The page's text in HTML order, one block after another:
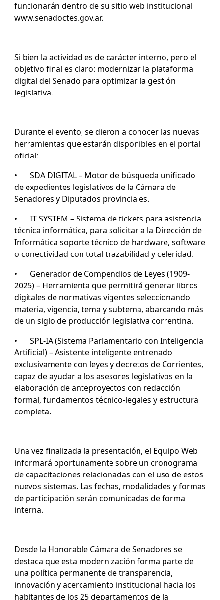
funcionarán dentro de su sitio web institucional
www.senadoctes.gov.ar.
Si bien la actividad es de carácter interno, pero el
objetivo final es claro: modernizar la plataforma
digital del Senado para optimizar la gestión
legislativa.
Durante el evento, se dieron a conocer las nuevas
herramientas que estarán disponibles en el portal
oficial:
•
SDA DIGITAL – Motor de búsqueda unificado
de expedientes legislativos de la Cámara de
Senadores y Diputados provinciales.
•
IT SYSTEM – Sistema de tickets para asistencia
técnica informática, para solicitar a la Dirección de
Informática soporte técnico de hardware, software
o conectividad con total trazabilidad y celeridad.
•
Generador de Compendios de Leyes (1909-
2025) – Herramienta que permitirá generar libros
digitales de normativas vigentes seleccionando
materia, vigencia, tema y subtema, abarcando más
de un siglo de producción legislativa correntina.
•
SPL-IA (Sistema Parlamentario con Inteligencia
Artificial) – Asistente inteligente entrenado
exclusivamente con leyes y decretos de Corrientes,
capaz de ayudar a los asesores legislativos en la
elaboración de anteproyectos con redacción
formal, fundamentos técnico-legales y estructura
completa.
Una vez finalizada la presentación, el Equipo Web
informará oportunamente sobre un cronograma
de capacitaciones relacionadas con el uso de estos
nuevos sistemas. Las fechas, modalidades y formas
de participación serán comunicadas de forma
interna.
Desde la Honorable Cámara de Senadores se
destaca que esta modernización forma parte de
una política permanente de transparencia,
innovación y acercamiento institucional hacia los
habitantes de los 25 departamentos de la